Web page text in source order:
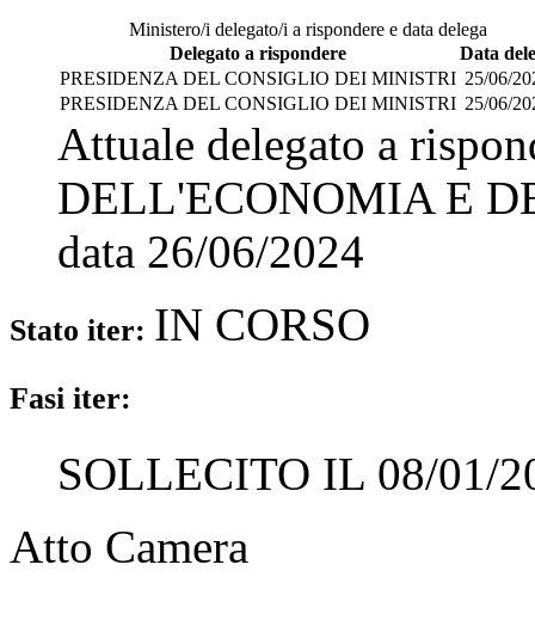
Ministero/i delegato/i a rispondere e data delega
Delegato a rispondere
Data
PRESIDENZA DEL CONSIGLIO DEI MINISTRI 25/06/
PRESIDENZA DEL CONSIGLIO DEI MINISTRI 25/06/
Attuale delegato a
DELL'ECONOMIA E
data 26/06/2024
Stato iter: IN CORSO
Fasi iter:
SOLLECITO IL 08/01/
Atto Camera